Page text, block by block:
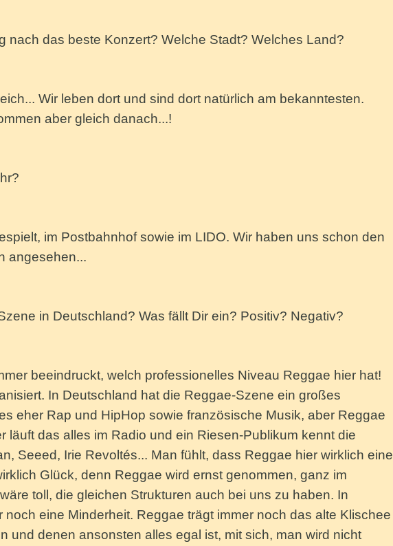
nach das beste Konzert? Welche Stadt? Welches Land?
Wir leben dort und sind dort natürlich am bekanntesten.
aber gleich danach...!
im Postbahnhof sowie im LIDO. Wir haben uns schon den
angesehen...
in Deutschland? Was fällt Dir ein? Positiv? Negativ?
beeindruckt, welch professionelles Niveau Reggae hier hat!
In Deutschland hat die Reggae-Szene ein großes
eher Rap und HipHop sowie französische Musik, aber Reggae
läuft das alles im Radio und ein Riesen-Publikum kennt die
Seeed, Irie Revoltés... Man fühlt, dass Reggae hier wirklich eine
Glück, denn Reggae wird ernst genommen, ganz im
toll, die gleichen Strukturen auch bei uns zu haben. In
noch eine Minderheit. Reggae trägt immer noch das alte Klischee
und denen ansonsten alles egal ist, mit sich, man wird nicht